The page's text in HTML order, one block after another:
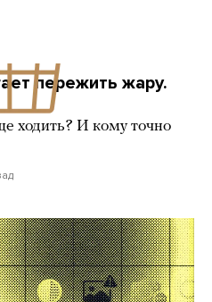
пережить жару.
ходить? И кому точно